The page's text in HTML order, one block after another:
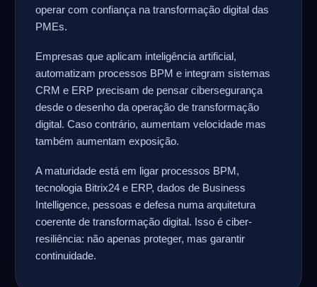
operar com confiança na transformação digital das
PMEs.
Empresas que aplicam inteligência artificial,
automatizam processos BPM e integram sistemas
CRM e ERP precisam de pensar cibersegurança
desde o desenho da operação de transformação
digital. Caso contrário, aumentam velocidade mas
também aumentam exposição.
A maturidade está em ligar processos BPM,
tecnologia Bitrix24 e ERP, dados de Business
Intelligence, pessoas e defesa numa arquitetura
coerente de transformação digital. Isso é ciber-
resiliência: não apenas proteger, mas garantir
continuidade.